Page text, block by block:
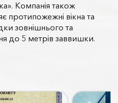
Компанія також
протипожежні вікна та
зовнішнього та
до 5 метрів заввишки.